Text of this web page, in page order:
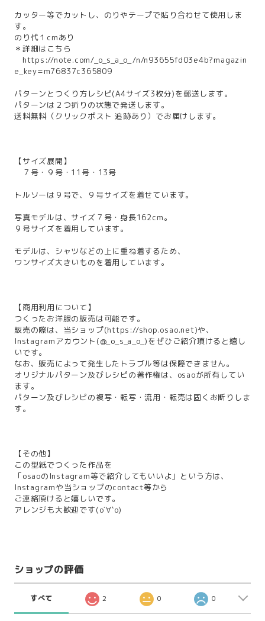
カッター等でカットし、のりやテープで貼り合わせて使用しま
す。
のり代１cmあり
＊詳細はこちら
https://note.com/_o_s_a_o_/n/n93655fd03e4b?magazin
e_key=m76837c365809
パターンとつくり方レシピ(A4サイズ3枚分)を郵送します。
パターンは２つ折りの状態で発送します。
送料無料（クリックポスト 追跡あり）でお届けします。
【サイズ展開】
７号・９号・11号・13号
トルソーは９号で、９号サイズを着せています。
写真モデルは、サイズ７号・身長162cm。
９号サイズを着用しています。
モデルは、シャツなどの上に重ね着するため、
ワンサイズ大きいものを着用しています。
【商用利用について】
つくったお洋服の販売は可能です。
販売の際は、当ショップ(https://shop.osao.net)や、
Instagramアカウント(@_o_s_a_o_)をぜひご紹介頂けると嬉し
いです。
なお、販売によって発生したトラブル等は保障できません。
オリジナルパターン及びレシピの著作権は、osaoが所有してい
ます。
パターン及びレシピの複写・転写・流用・転売は固くお断りしま
す。
【その他】
この型紙でつくった作品を
「osaoのInstagram等で紹介してもいいよ」という方は、
Instagramや当ショップのcontact等から
ご連絡頂けると嬉しいです。
アレンジも大歓迎です(о´∀`о)
ショップの評価
すべて 2 0 0